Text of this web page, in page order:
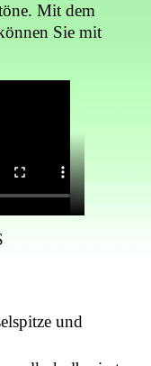
Mit dem
Sie mit
und